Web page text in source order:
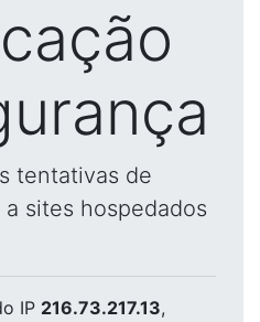
tentativas de
sites hospedados
IP 216.73.217.13,